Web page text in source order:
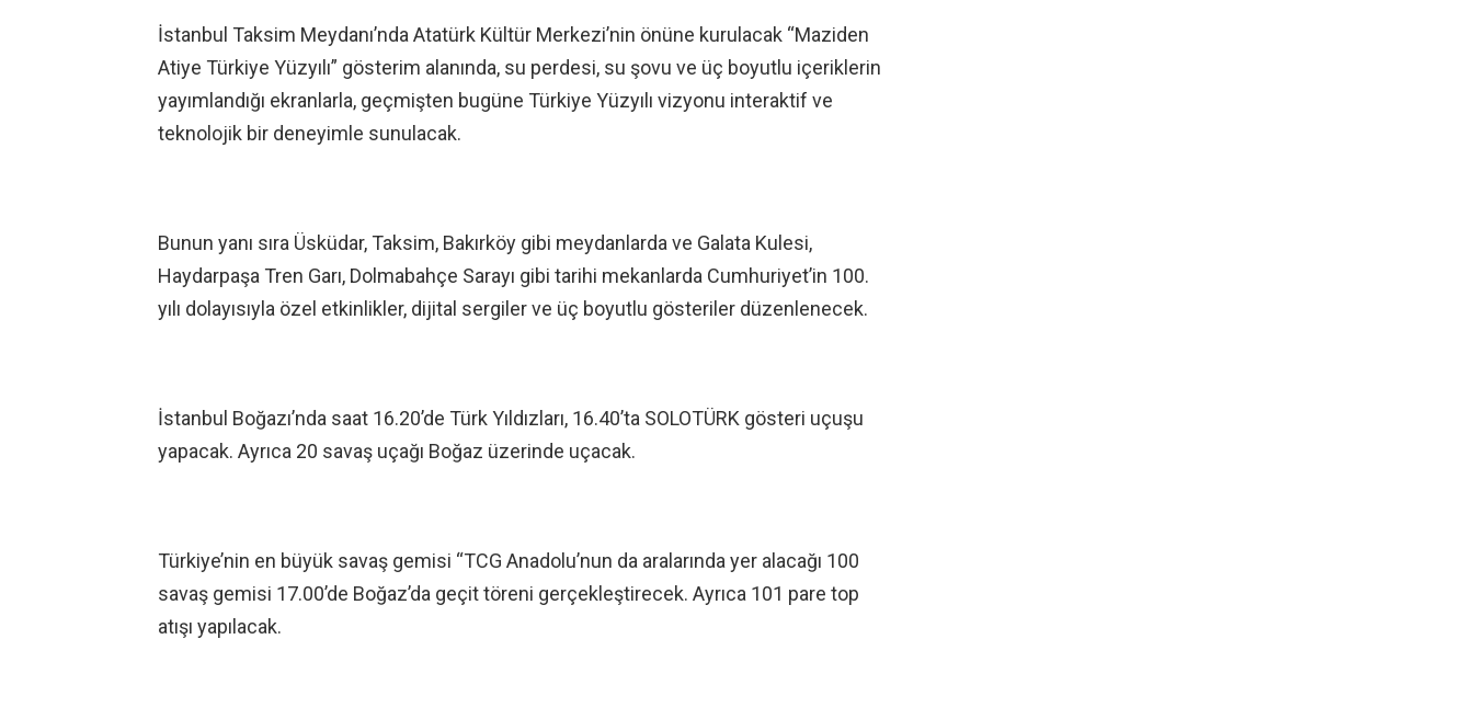
İstanbul Taksim Meydanı’nda Atatürk Kültür Merkezi’nin önüne kurulacak “Maziden
Atiye Türkiye Yüzyılı” gösterim alanında, su perdesi, su şovu ve üç boyutlu içeriklerin
yayımlandığı ekranlarla, geçmişten bugüne Türkiye Yüzyılı vizyonu interaktif ve
teknolojik bir deneyimle sunulacak.
Bunun yanı sıra Üsküdar, Taksim, Bakırköy gibi meydanlarda ve Galata Kulesi,
Haydarpaşa Tren Garı, Dolmabahçe Sarayı gibi tarihi mekanlarda Cumhuriyet’in 100.
yılı dolayısıyla özel etkinlikler, dijital sergiler ve üç boyutlu gösteriler düzenlenecek.
İstanbul Boğazı’nda saat 16.20’de Türk Yıldızları, 16.40’ta SOLOTÜRK gösteri uçuşu
yapacak. Ayrıca 20 savaş uçağı Boğaz üzerinde uçacak.
Türkiye’nin en büyük savaş gemisi “TCG Anadolu’nun da aralarında yer alacağı 100
savaş gemisi 17.00’de Boğaz’da geçit töreni gerçekleştirecek. Ayrıca 101 pare top
atışı yapılacak.